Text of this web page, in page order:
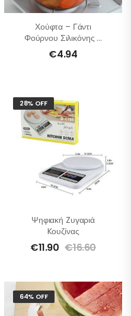
Χούφτα – Γάντι
Φούρνου Σιλικόνης –
Σετ 2τμχ
€4.94
28% OFF
Ψηφιακή Zυγαριά
Kουζίνας
€11.90 €16.60
64% OFF